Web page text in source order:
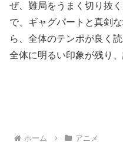
ぜ、難局をうまく切り抜
で、ギャグパートと真剣
ら、全体のテンポが良く
全体に明るい印象が残り
ホーム アニメ